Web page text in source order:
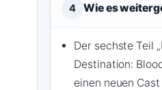
4 Wie es
Der sechste Teil
Destination:
einen neuen Cast